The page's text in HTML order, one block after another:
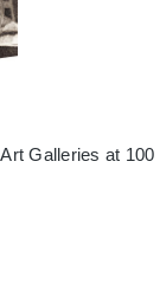
Galleries at 100